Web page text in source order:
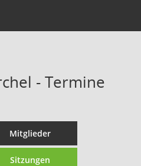
- Termine
Mitglieder
Sitzungen